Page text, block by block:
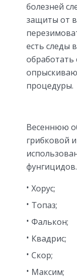
болезней
защиты от
есть следы
процедуры.
Весеннюю
грибковой
Хорус;
Топаз;
Фалькон;
Квадрис;
Скор;
Максим;